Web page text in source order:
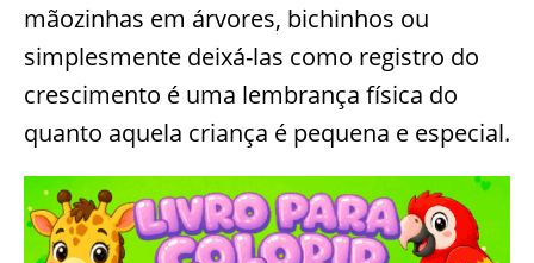
mãozinhas em árvores, bichinhos ou
simplesmente deixá-las como registro do
crescimento é uma lembrança física do
quanto aquela criança é pequena e especial.